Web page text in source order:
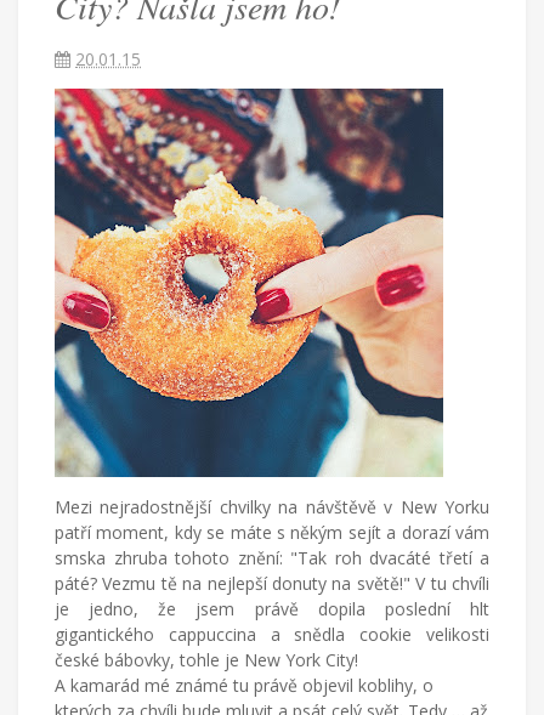
ho!
Češka
provdaná
Američana
Turecku
píše
blog
životě
cizích
zemích,
mateřství
radostech
všednodenního
života.
20.01.15
Mezi nejradostnější chvilky na návštěvě v New Yorku
patří moment, kdy se máte s někým sejít a dorazí vám
smska zhruba tohoto znění: "Tak roh dvacáté třetí a
páté? Vezmu tě na nejlepší donuty na světě!" V tu chvíli
je jedno, že jsem právě dopila poslední hlt
gigantického cappuccina a snědla cookie velikosti
české bábovky, tohle je New York City!
A kamarád mé známé tu právě objevil koblihy, o